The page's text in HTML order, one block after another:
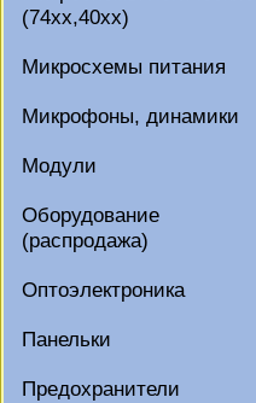
(74xx,40xx)
Микросхемы питания
Микрофоны, динамики
Модули
Оборудование
(распродажа)
Оптоэлектроника
Панельки
Предохранители